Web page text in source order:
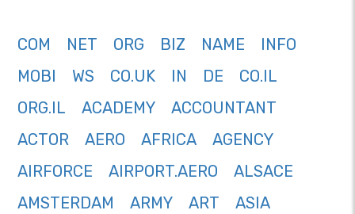
COM NET ORG BIZ NAME
INFO
MOBI
WS CO.UK IN DE
CO.IL
ORG.IL
ACADEMY
ACCOUNTANT
ACTOR
AERO AFRICA
AGENCY
AIRFORCE
AIRPORT.AERO
ALSACE
AMSTERDAM
ARMY ART
ASIA